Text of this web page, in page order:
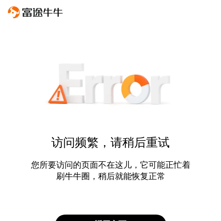
访问频繁，请稍后重试
您所要访问的页面不在这儿，它可能正忙着
刷牛牛圈，稍后就能恢复正常